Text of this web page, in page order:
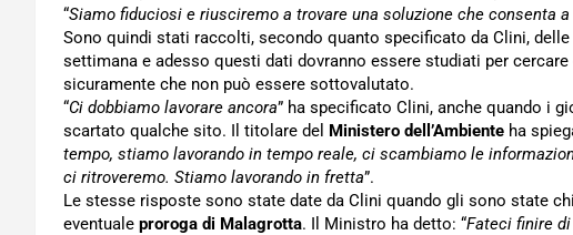
“Siamo fiduciosi e riusciremo a trovare una soluzione che consenta
Sono quindi stati raccolti, secondo quanto specificato da Clini, delle
settimana e adesso questi dati dovranno essere studiati per
sicuramente che non può essere sottovalutato.
“Ci dobbiamo lavorare ancora” ha specificato Clini, anche quando i
scartato qualche sito. Il titolare del Ministero dell’Ambiente ha
tempo, stiamo lavorando in tempo reale, ci scambiamo le
ci ritroveremo. Stiamo lavorando in fretta”.
Le stesse risposte sono state date da Clini quando gli sono state
eventuale proroga di Malagrotta. Il Ministro ha detto: “Fateci finire